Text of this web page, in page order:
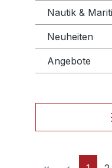
Nautik &
Neuheiten
Angebote